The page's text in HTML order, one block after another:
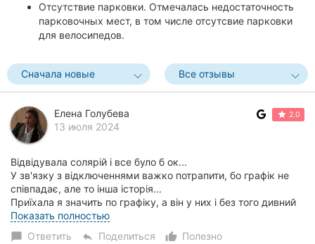
Отсутствие парковки. Отмечалась недостаточность
парковочных мест, в том числе отсутсвие парковки
для велосипедов.
Сначала новые Все отзывы
Елена Голубева
13 июля 2024
2.0
Відвідувала солярій і все було б ок...
У зв'язку з відключеннями важко потрапити, бо графік не
співпадає, але то інша історія...
Приїхала я значить по графіку, а він у них і без того дивний
(неділя і понеділок вони собі вихідні) світла нема, жіночка...
Показать полностью
chat_bubble Ответить reply Поделиться thumb_up_alt
Полезно